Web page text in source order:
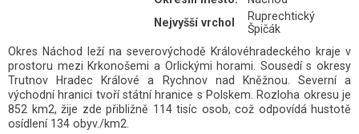
Nejvyšší vrchol
Ruprechtický
Špičák
Okres Náchod leží na severovýchodě Královéhradeckého kraje v
prostoru mezi Krkonošemi a Orlickými horami. Sousedí s okresy
Trutnov Hradec Králové a Rychnov nad Kněžnou. Severní a
východní hranici tvoří státní hranice s Polskem. Rozloha okresu je
852 km2, žije zde přibližně 114 tisíc osob, což odpovídá hustotě
osídlení 134 obyv./km2.